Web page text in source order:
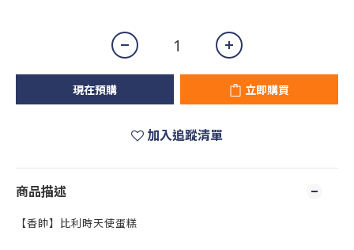
現在預購 立即購買
加入追蹤清單
商品描述
【香帥】比利時天使蛋糕